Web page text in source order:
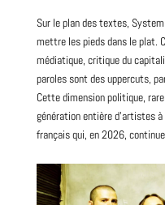
Sur le plan des textes,
mettre les pieds dans le plat.
médiatique, critique du
paroles sont des uppercuts,
Cette dimension politique,
génération entière d’artistes
français qui, en 2026,